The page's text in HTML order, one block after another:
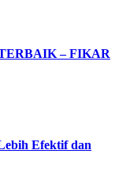
– FIKAR
Efektif dan